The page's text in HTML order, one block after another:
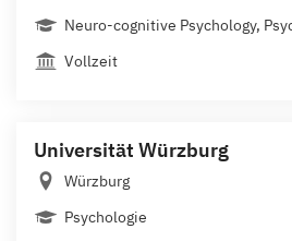
Neuro-cognitive Psychology,
Vollzeit
Universität Würzburg
Würzburg
Psychologie